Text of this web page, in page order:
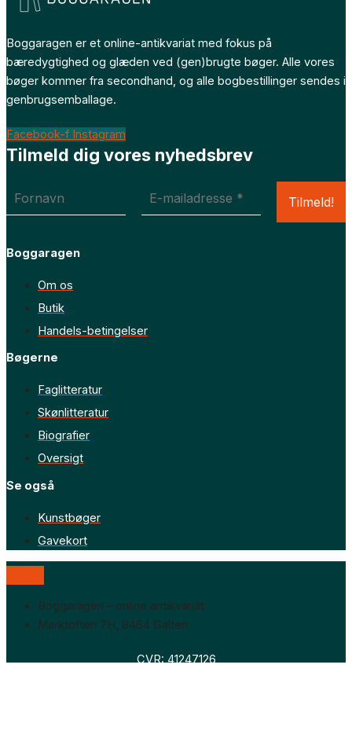
Boggaragen er et online-antikvariat med fokus på
bæredygtighed og glæden ved (gen)brugte bøger. Alle vores
bøger kommer fra secondhand, og alle bogbestillinger sendes i
genbrugsemballage.
Facebook-f Instagram
Tilmeld dig vores nyhedsbrev
Boggaragen
Om os
Butik
Handels-betingelser
Bøgerne
Faglitteratur
Skønlitteratur
Biografier
Oversigt
Se også
Kunstbøger
Gavekort
Boggaragen – online antikvariat
Marktoften 7H, 8464 Galten
CVR: 41247126